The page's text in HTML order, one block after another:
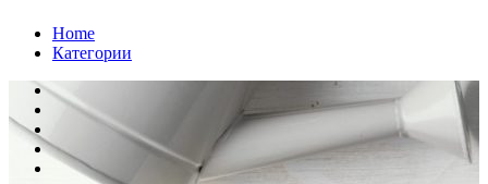
ПерейтиHome
Категории